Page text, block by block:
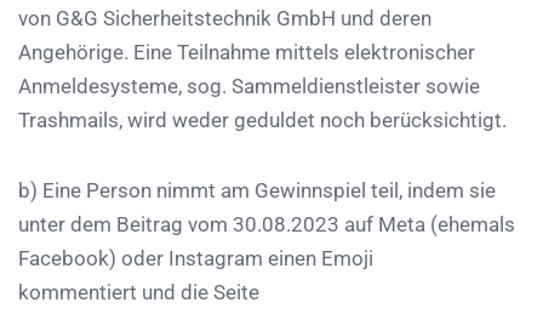
von G&G Sicherheitstechnik GmbH und deren
Angehörige. Eine Teilnahme mittels elektronischer
Anmeldesysteme, sog. Sammeldienstleister sowie
Trashmails, wird weder geduldet noch berücksichtigt.
b) Eine Person nimmt am Gewinnspiel teil, indem sie
unter dem Beitrag vom 30.08.2023 auf Meta (ehemals
Facebook) oder Instagram einen Emoji
kommentiert und die Seite